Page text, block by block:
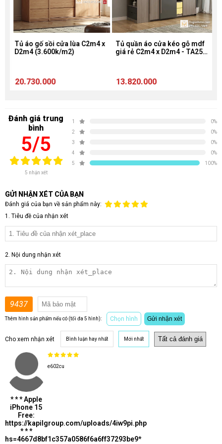
Tủ áo gố sồi cửa lùa C2m4 x
D2m4 (3.600k/m2)
20.730.000
Tủ quần áo cửa kéo gỗ mdf
giá rẻ C2m4 x D2m4 - TA257
13.820.000
Đánh giá trung
bình
5/5
5 nhận xét
1
0%
2
0%
3
0%
4
0%
5
100%
GỬI NHẬN XÉT CỦA BẠN
Đánh giá của bạn về sản phẩm này:
1. Tiêu đề của nhận xét
2. Nội dung nhận xét
9437
Thêm hình sản phẩm nếu có (tối đa 5 hình): Chọn hình Gửi nhận xét
Cho xem nhận xét Bình luận hay nhất Mới nhất
* * * Apple
iPhone 15
Free:
https://kapilgroup.com/uploads/4iw9pi.php
* * *
hs=4667d8bf1c357a0586f6a6ff37293be9*
e602cu